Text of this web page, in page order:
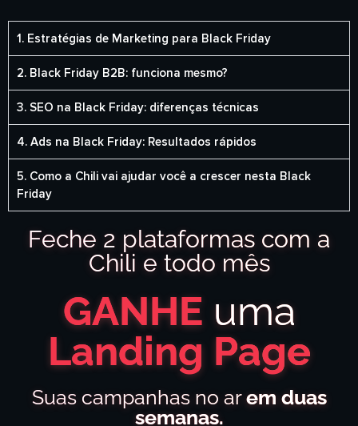
1. Estratégias de Marketing para Black Friday
2. Black Friday B2B: funciona mesmo?
3. SEO na Black Friday: diferenças técnicas
4. Ads na Black Friday: Resultados rápidos
5. Como a Chili vai ajudar você a crescer nesta Black
Friday
Feche 2 plataformas com a
Chili e todo mês
GANHE uma
Landing Page
Suas campanhas no arem duas
semanas.